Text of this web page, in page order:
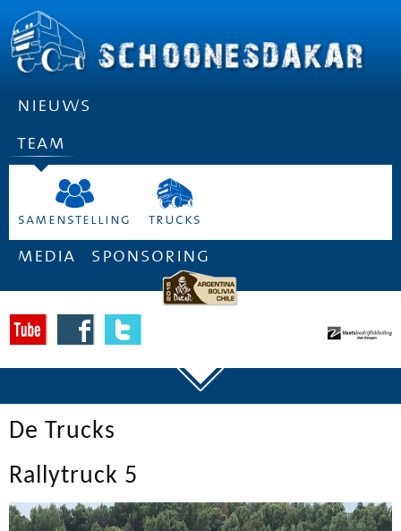
nieuws
team
samenstelling trucks
media sponsoring
De Trucks
Rallytruck 5